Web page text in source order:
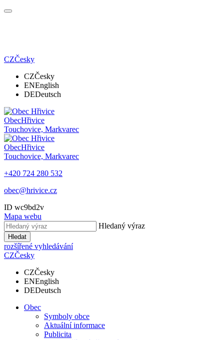
CZČesky
CZČesky
ENEnglish
DEDeutsch
ObecHřivice
Touchovice, Markvarec
ObecHřivice
Touchovice, Markvarec
+420 724 280 532
obec@hrivice.cz
ID wc9bd2v
Mapa webu
Hledaný výraz
Hledat
rozšířené vyhledávání
CZČesky
CZČesky
ENEnglish
DEDeutsch
Obec
Symboly obce
Aktuální informace
Publicita